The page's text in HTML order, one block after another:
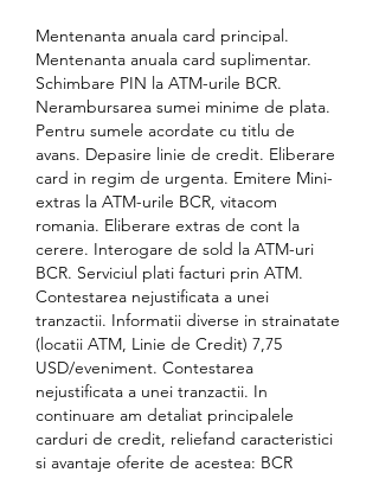
Mentenanta anuala card principal.
Mentenanta anuala card suplimentar.
Schimbare PIN la ATM-urile BCR.
Nerambursarea sumei minime de plata.
Pentru sumele acordate cu titlu de
avans. Depasire linie de credit. Eliberare
card in regim de urgenta. Emitere Mini-
extras la ATM-urile BCR, vitacom
romania. Eliberare extras de cont la
cerere. Interogare de sold la ATM-uri
BCR. Serviciul plati facturi prin ATM.
Contestarea nejustificata a unei
tranzactii. Informatii diverse in strainatate
(locatii ATM, Linie de Credit) 7,75
USD/eveniment. Contestarea
nejustificata a unei tranzactii. In
continuare am detaliat principalele
carduri de credit, reliefand caracteristici
si avantaje oferite de acestea: BCR